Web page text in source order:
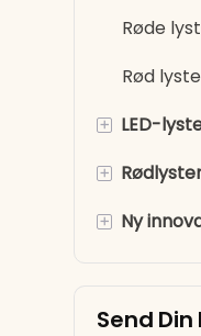
Røde
Rød
+ LED-
LED-
+
Rød
+ Ny
Rød
Rød
Send